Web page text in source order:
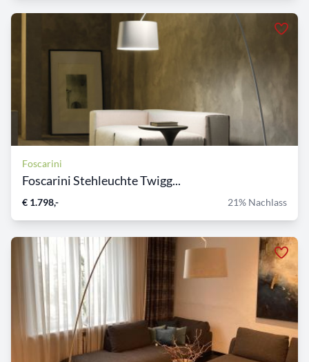
Foscarini
Foscarini Stehleuchte Twigg...
€ 1.798,- 21% Nachlass